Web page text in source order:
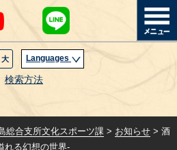
大 Languages
検索方法
総合支所文化スポーツ課 > お知らせ > 酒
れる幻想の世界-